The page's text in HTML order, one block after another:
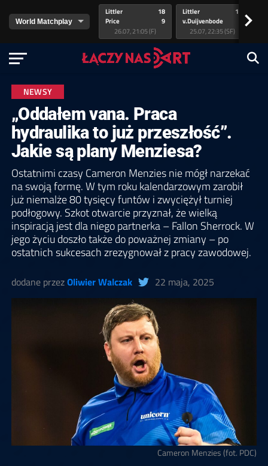
Littler
Price
18
9
26.07, 21:05 (F)
Littler
v.Duijvenbode
17
25.07, 22:35 (SF)
>
NEWSY
„Oddałem vana. Praca
hydraulika to już przeszłość”.
Jakie są plany Menziesa?
Ostatnimi czasy Cameron Menzies nie mógł narzekać
na swoją formę. W tym roku kalendarzowym zarobił
już niemalże 80 tysięcy funtów i zwyciężył turniej
podłogowy. Szkot otwarcie przyznał, że wielką
inspiracją jest dla niego partnerka – Fallon Sherrock. W
jego życiu doszło także do poważnej zmiany – po
ostatnich sukcesach zrezygnował z pracy zawodowej.
dodane przezOliwier Walczak 22 maja, 2025
Cameron Menzies (fot. PDC)